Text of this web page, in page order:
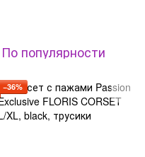
По популярности
−36%